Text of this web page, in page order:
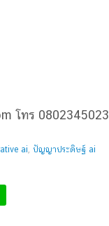
โทร 0802345023
ai ปัญญาประดิษฐ์ ai